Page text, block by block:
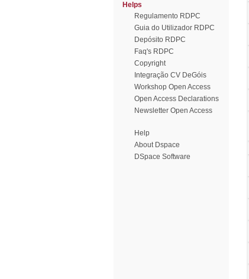
Helps
Regulamento RDPC
Guia do Utilizador RDPC
Depósito RDPC
Faq's RDPC
Copyright
Integração CV DeGóis
Workshop Open Access
Open Access Declarations
Newsletter Open Access
Help
About Dspace
DSpace Software